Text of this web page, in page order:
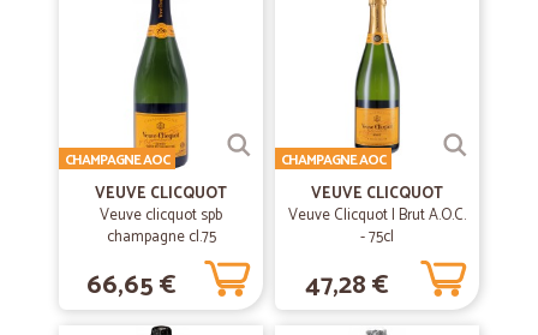
Servizio splendido e rapido
Servizio splendido e rapido. Mi hanno messo anche tanti campioni sia
di cibo che di detersivi. Molto graditi entrambi. Sicuro che riordino.
Bravi e complimenti
—Nazzarena B.
puntuali e precisi.
puntuali e precisi.
—
VEUVE CLICQUOT
Veuve clicquot spb
champagne cl.75
CHAMPAGNE AOC
66,65 €
VEUVE CLICQUOT
Veuve Clicquot | Brut A.O.C.
- 75cl
CHAMPAGNE AOC
47,28 €